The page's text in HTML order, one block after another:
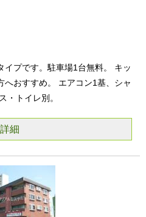
イプです。駐車場1台無料。 キッ
へおすすめ。 エアコン1基、シャ
・トイレ別。
詳細